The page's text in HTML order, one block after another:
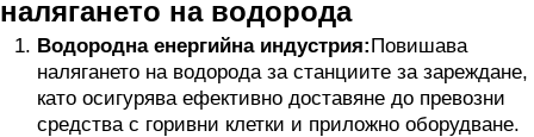
налягането на водорода
Водородна енергийна индустрия:Повишава
налягането на водорода за станциите за зареждане,
като осигурява ефективно доставяне до превозни
средства с горивни клетки и приложно оборудване.